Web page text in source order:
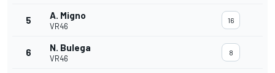
5 A. Migno
VR46
16
6 N. Bulega
VR46
8